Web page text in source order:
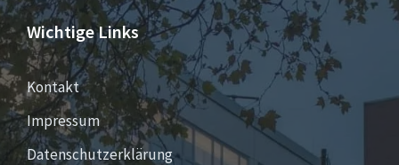
Wichtige Links
Kontakt
Impressum
Datenschutzerklärung